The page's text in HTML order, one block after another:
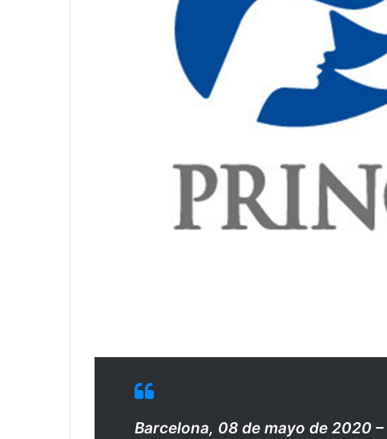
Barcelona, 08 de mayo de 2020 –